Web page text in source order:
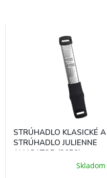
STRÚHADLO KLASICKÉ A
STRÚHADLO JULIENNE
ALLIGATOR (3050)
Skladom